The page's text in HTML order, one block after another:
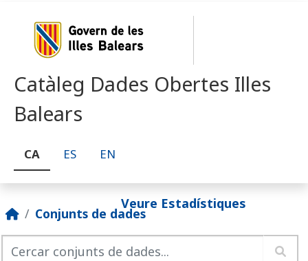
Catàleg Dades Obertes Illes
Balears
CA ES EN
Veure Estadístiques
Conjunts de dades